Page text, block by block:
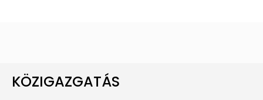
KÖZIGAZGATÁS